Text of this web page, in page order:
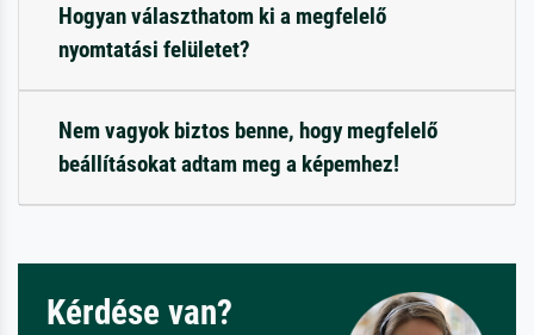
Hogyan választhatom ki a megfelelő
nyomtatási felületet?
Nem vagyok biztos benne, hogy megfelelő
beállításokat adtam meg a képemhez!
Kérdése van?